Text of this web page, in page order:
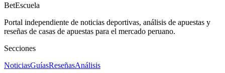
BetEscuela
Portal independiente de noticias deportivas, análisis de apuestas y
reseñas de casas de apuestas para el mercado peruano.
Secciones
NoticiasGuíasReseñasAnálisis